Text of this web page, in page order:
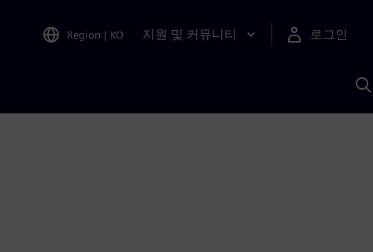
Region | KO 지원 및 커뮤니티 로그인